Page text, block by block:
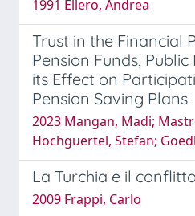
1991 Ellero, Andrea
Trust in the Financial
Pension Funds,
its Effect on
Pension Saving Plans
2023 Mangan, Madi;
Hochguertel, Stefan;
La Turchia e il
2009 Frappi, Carlo